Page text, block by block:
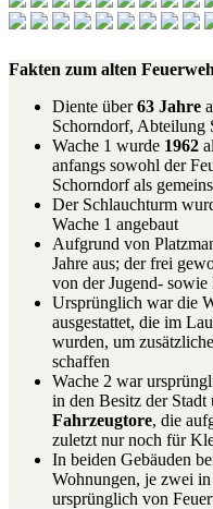
Fakten zum alten
Diente über63 Jahre
Schorndorf, Abteilung
Wache 1 wurde 1962
anfangs sowohl der
Schorndorf als
Der Schlauchturm
Wache 1 angebaut
Aufgrund von
Jahre aus; der frei
von der Jugend-
Ursprünglich war die
ausgestattet, die im
wurden, um
schaffen
Wache 2 war
in den Besitz der
Fahrzeugtore, die
zuletzt nur noch für
In beiden Gebäuden
Wohnungen, je zwei
ursprünglich von